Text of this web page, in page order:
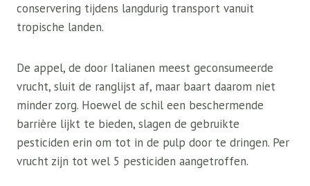
conservering tijdens langdurig transport vanuit
tropische landen.
De appel, de door Italianen meest geconsumeerde
vrucht, sluit de ranglijst af, maar baart daarom niet
minder zorg. Hoewel de schil een beschermende
barrière lijkt te bieden, slagen de gebruikte
pesticiden erin om tot in de pulp door te dringen. Per
vrucht zijn tot wel 5 pesticiden aangetroffen.